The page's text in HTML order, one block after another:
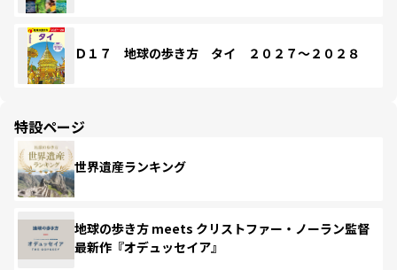
Ｄ１７ 地球の歩き方 タイ ２０２７～２０２８
特設ページ
世界遺産ランキング
地球の歩き方 meets クリストファー・ノーラン監督
最新作『オデュッセイア』